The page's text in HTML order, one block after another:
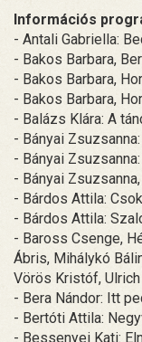
Információs
- Antali Gabriella:
- Bakos Barbara,
- Bakos Barbara,
- Bakos Barbara,
- Balázs Klára: A
- Bányai
- Bányai
- Bányai
- Bárdos Attila:
- Bárdos Attila:
- Baross Csenge,
Ábris, Mihálykó
Vörös Kristóf,
- Bera Nándor: Itt
- Bertóti Attila:
- Bessenyei Kati: